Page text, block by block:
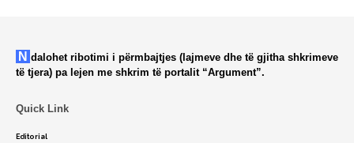
Ndalohet ribotimi i përmbajtjes (lajmeve dhe të gjitha shkrimeve
të tjera) pa lejen me shkrim të portalit “Argument”.
Quick Link
Editorial